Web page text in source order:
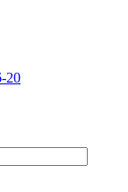
20